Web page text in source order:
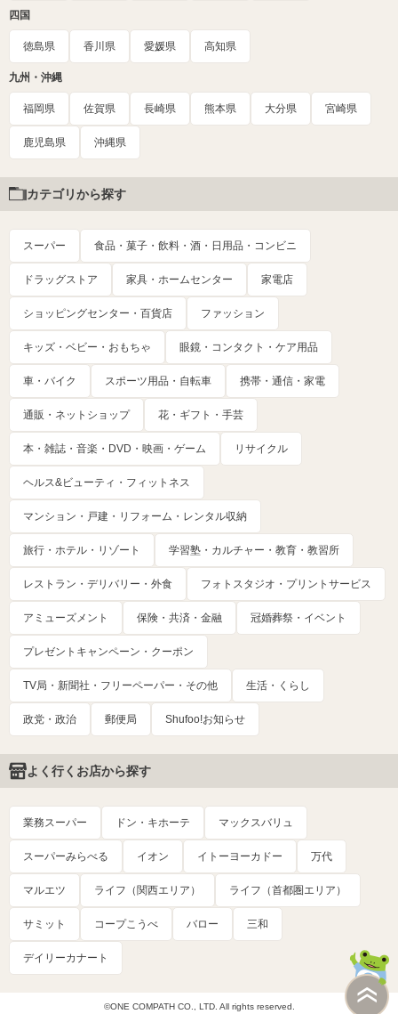
四国
徳島県 香川県 愛媛県 高知県
九州・沖縄
福岡県 佐賀県 長崎県 熊本県 大分県 宮崎県
鹿児島県 沖縄県
カテゴリから探す
スーパー 食品・菓子・飲料・酒・日用品・コンビニ
ドラッグストア 家具・ホームセンター 家電店
ショッピングセンター・百貨店 ファッション
キッズ・ベビー・おもちゃ 眼鏡・コンタクト・ケア用品
車・バイク スポーツ用品・自転車 携帯・通信・家電
通販・ネットショップ 花・ギフト・手芸
本・雑誌・音楽・DVD・映画・ゲーム リサイクル
ヘルス&ビューティ・フィットネス
マンション・戸建・リフォーム・レンタル収納
旅行・ホテル・リゾート 学習塾・カルチャー・教育・教習所
レストラン・デリバリー・外食 フォトスタジオ・プリントサービス
アミューズメント 保険・共済・金融 冠婚葬祭・イベント
プレゼントキャンペーン・クーポン
TV局・新聞社・フリーペーパー・その他 生活・くらし
政党・政治 郵便局 Shufoo!お知らせ
よく行くお店から探す
業務スーパー ドン・キホーテ マックスバリュ
スーパーみらべる イオン イトーヨーカドー 万代
マルエツ ライフ（関西エリア） ライフ（首都圏エリア）
サミット コープこうべ バロー 三和
デイリーカナート
©ONE COMPATH CO., LTD. All rights reserved.